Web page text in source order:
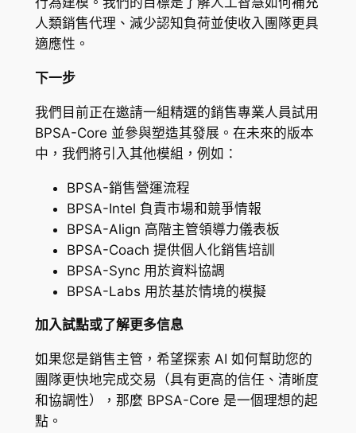
人類銷售代理、減少認知負荷並使收入團隊更具
適應性。
下一步
我們目前正在邀請一組精選的銷售專業人員試用
BPSA-Core 並參與塑造其發展。在未來的版本
中，我們將引入其他模組，例如：
BPSA-銷售營運流程
BPSA-Intel 負責市場和競爭情報
BPSA-Align 高階主管領導力儀表板
BPSA-Coach 提供個人化銷售培訓
BPSA-Sync 用於資料協調
BPSA-Labs 用於基於情境的模擬
加入試點或了解更多信息
如果您是銷售主管，希望探索 AI 如何幫助您的
團隊更快地完成交易（具有更高的信任、清晰度
和協調性），那麼 BPSA-Core 是一個理想的起
點。